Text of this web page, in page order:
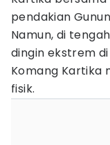
pendakian
Namun, di
dingin ekstrem
Komang Kartika
fisik.